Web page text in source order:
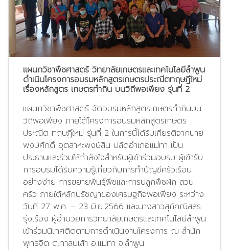
แผนกวิชาพืชศาสตร์ วิทยาลัยเกษตรและเทคโนโลยีลำพูน
ดำเนินโครงการอบรมหลักสูตรเกษตรประณีตทฤษฎีใหม่
เรื่องหลักสูตร เกษตรทำกิน บนวิถีพอเพียง รุ่นที่ 2
แผนกวิชาพืชศาสตร์ จัดอบรมหลักสูตรเกษตรทำกินบน
วิถีพอเพียง ภายใต้โครงการอบรมหลักสูตรเกษตร
ประณีต ทฤษฎีใหม่ รุ่นที่ 2 ในการนี้ได้รับเกียรติจากนาย
พงษ์ศักดิ์ อุตสาหะพงษ์สิน ปลัดอำเภอแม่ทา เป็น
ประธานและร่วมให้กำลังใจสำหรับผู้เข้าร่วมอบรม ผู้เข้ารับ
การอบรมได้รับความรู้เกี่ยวกับการทำบัญชีครัวเรือน
อย่างง่าย การขยายพันธุ์พืชและการปลูกพืชผัก สวน
ครัว ภายใต้หลักปรัชญาของเศรษฐกิจพอเพียง ระหว่าง
วันที่ 27 พ.ค. – 23 มิ.ย.2566 และนางสาวสุภัคณิสสร
รุ่งเรือง ผู้อำนวยการวิทยาลัยเกษตรและเทคโนโลยีลำพูน
เข้าร่วมนิเทศติดตามการดำเนินงานโครงการ ณ สำนัก
พุทธจิต ต.ทาสบเส้า อ.แม่ทา จ.ลำพูน